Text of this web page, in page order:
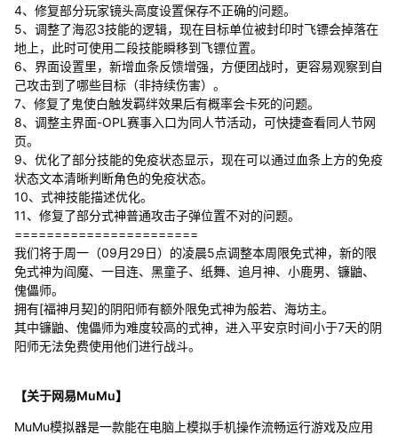
4、修复部分玩家镜头高度设置保存不正确的问题。
5、调整了海忍3技能的逻辑，现在目标单位被封印时飞镖会掉落在
地上，此时可使用二段技能瞬移到飞镖位置。
6、界面设置里，新增血条反馈增强，方便团战时，更容易观察到自
己攻击到了哪些目标（非持续伤害）。
7、修复了鬼使白触发羁绊效果后有概率会卡死的问题。
8、调整主界面-OPL赛事入口为同人节活动，可快捷查看同人节网
页。
9、优化了部分技能的免疫状态显示，现在可以通过血条上方的免疫
状态文本清晰判断角色的免疫状态。
10、式神技能描述优化。
11、修复了部分式神普通攻击子弹位置不对的问题。
=======================
我们将于周一（09月29日）的凌晨5点调整本周限免式神，新的限
免式神为阎魔、一目连、黑童子、纸舞、追月神、小鹿男、镰鼬、
傀儡师。
拥有[福神月契]的阴阳师有额外限免式神为般若、海坊主。
其中镰鼬、傀儡师为难度较高的式神，进入平安京时间小于7天的阴
阳师无法免费使用他们进行战斗。
【关于网易MuMu】
MuMu模拟器是一款能在电脑上模拟手机操作流畅运行游戏及应用